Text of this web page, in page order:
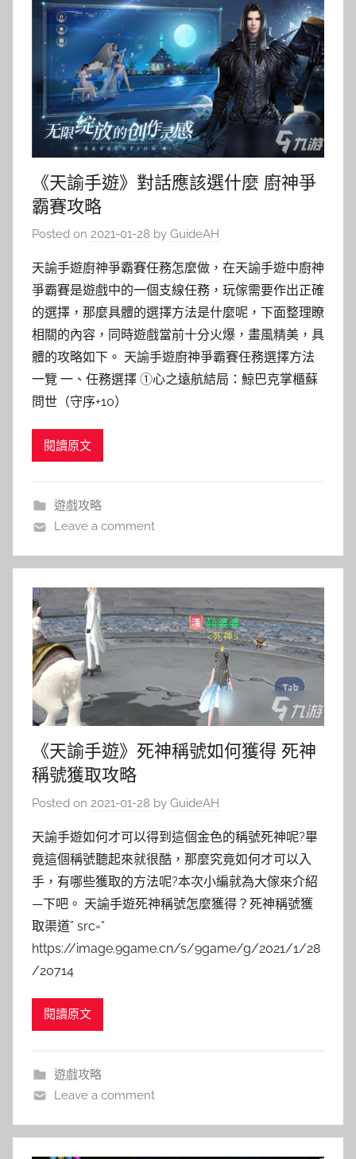
《天諭手遊》對話應該選什麼 廚神爭
霸賽攻略
Posted on 2021-01-28 by GuideAH
天諭手遊廚神爭霸賽任務怎麼做，在天諭手遊中廚神
爭霸賽是遊戲中的一個支線任務，玩傢需要作出正確
的選擇，那麼具體的選擇方法是什麼呢，下面整理瞭
相關的內容，同時遊戲當前十分火爆，畫風精美，具
體的攻略如下。 天諭手遊廚神爭霸賽任務選擇方法
一覽 一、任務選擇 ①心之遠航結局：鯨巴克掌櫃蘇
問世（守序+10）
閱讀原文
遊戲攻略
Leave a comment
《天諭手遊》死神稱號如何獲得 死神
稱號獲取攻略
Posted on 2021-01-28 by GuideAH
天諭手遊如何才可以得到這個金色的稱號死神呢?畢
竟這個稱號聽起來就很酷，那麼究竟如何才可以入
手，有哪些獲取的方法呢?本次小編就為大傢來介紹
—下吧。 天諭手遊死神稱號怎麼獲得？死神稱號獲
取渠道” src=”
https://image.9game.cn/s/9game/g/2021/1/28
/20714
閱讀原文
遊戲攻略
Leave a comment